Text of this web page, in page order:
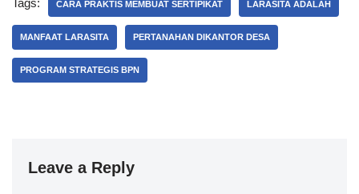
Tags: CARA PRAKTIS MEMBUAT SERTIPIKAT LARASITA ADALAH
MANFAAT LARASITA PERTANAHAN DIKANTOR DESA
PROGRAM STRATEGIS BPN
Leave a Reply